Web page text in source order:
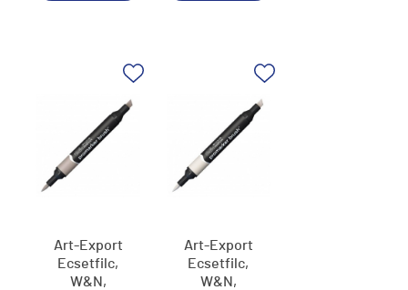
Art-Export
Ecsetfilc,
W&N,
Art-Export
Ecsetfilc,
W&N,